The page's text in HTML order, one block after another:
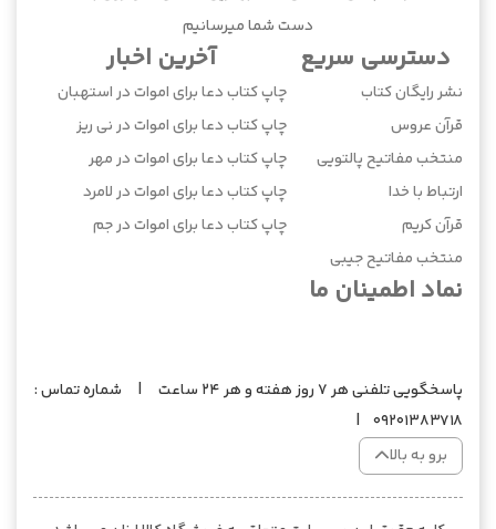
دست شما میرسانیم
دسترسی سریع
نشر رایگان کتاب
قرآن عروس
منتخب مفاتیح پالتویی
ارتباط با خدا
قرآن کریم
منتخب مفاتیح جیبی
آخرین اخبار
چاپ کتاب دعا برای اموات در استهبان
چاپ کتاب دعا برای اموات در نی ریز
چاپ کتاب دعا برای اموات در مهر
چاپ کتاب دعا برای اموات در لامرد
چاپ کتاب دعا برای اموات در جم
نماد اطمینان ما
پاسخگویی تلفنی هر 7 روز هفته و هر 24 ساعت | شماره تماس :
09201383718 |
برو به بالا